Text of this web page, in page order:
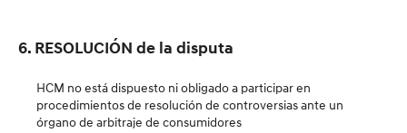
6. RESOLUCIÓN de la disputa
HCM no está dispuesto ni obligado a participar en
procedimientos de resolución de controversias ante un
órgano de arbitraje de consumidores